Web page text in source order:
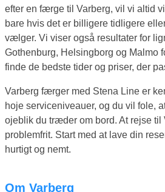
efter en færge til Varberg, vil vi altid
bare hvis det er billigere tidligere
vælger. Vi viser også resultater for
Gothenburg, Helsingborg og Malmo
finde de bedste tider og priser, der
Varberg færger med Stena Line er
hoje serviceniveauer, og du vil fole,
ojeblik du træder om bord. At rejse til
problemfrit. Start med at lave din
hurtigt og nemt.
Om Varberg